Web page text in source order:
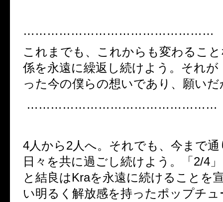
…………………………………………
これまでも、これからも変わるこ
係を永遠に繰返し続けよう。それが
った今の僕らの想いであり、願いだ
…………………………………………
4人から2人へ。それでも、今まで
日々を共に過ごし続けよう。「2/4
と結良はKraを永遠に続けることを
い明るく解放感を持ったポップチ